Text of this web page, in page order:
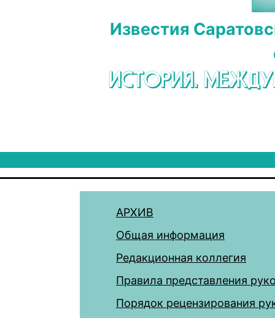
Известия
ИСТОРИЯ.
АРХИВ
Общая информация
Редакционная коллегия
Правила представления
Порядок рецензирования